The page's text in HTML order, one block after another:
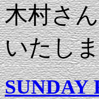
木村さ
いたし
SUNDAY